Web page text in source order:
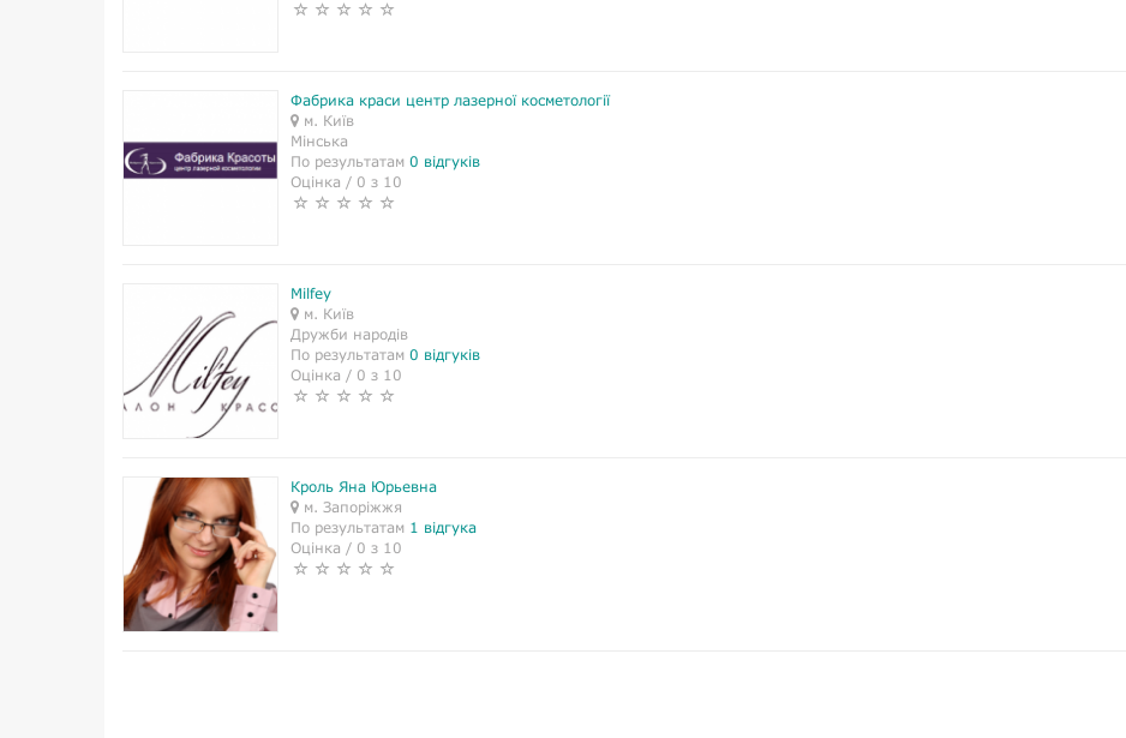
Фабрика краси центр лазерної косметології
м. Київ
Мінська
По результатам 0 відгуків
Оцінка / 0 з 10
Milfey
м. Київ
Дружби народів
По результатам 0 відгуків
Оцінка / 0 з 10
Кроль Яна Юрьевна
м. Запоріжжя
По результатам 1 відгука
Оцінка / 0 з 10